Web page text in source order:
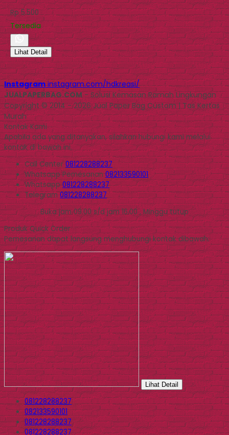
Rp 5.500
Tersedia
Lihat Detail
Instagram instagram.com/hdkreasi/
JUALPAPERBAG.COM- Solusi Kemasan Ramah Lingkungan
Copyright © 2014 - 2026 Jual Paper Bag Custom | Tas Kertas
Murah
Kontak Kami
Apabila ada yang ditanyakan, silahkan hubungi kami melalui
kontak di bawah ini.
Call Center081228288237
WhatsappPemesanan 082133590101
Whatsapp081228288237
Telegram081228288237
Buka jam 09.00 s/d jam 16.00 , Minggu tutup
Produk Quick Order
Pemesanan dapat langsung menghubungi kontak dibawah:
Lihat Detail
081228288237
082133590101
081228288237
081228288237